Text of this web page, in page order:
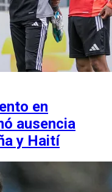
en
ausencia
y Haití